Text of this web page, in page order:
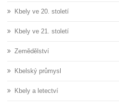
Kbely ve 20. století
Kbely ve 21. století
Zemědělství
Kbelský průmysl
Kbely a letectví